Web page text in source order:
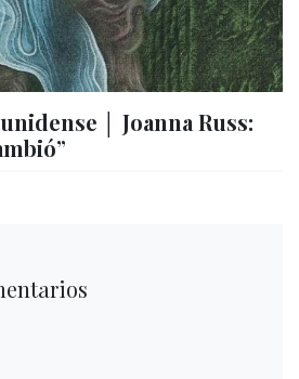
│ Joanna Russ: